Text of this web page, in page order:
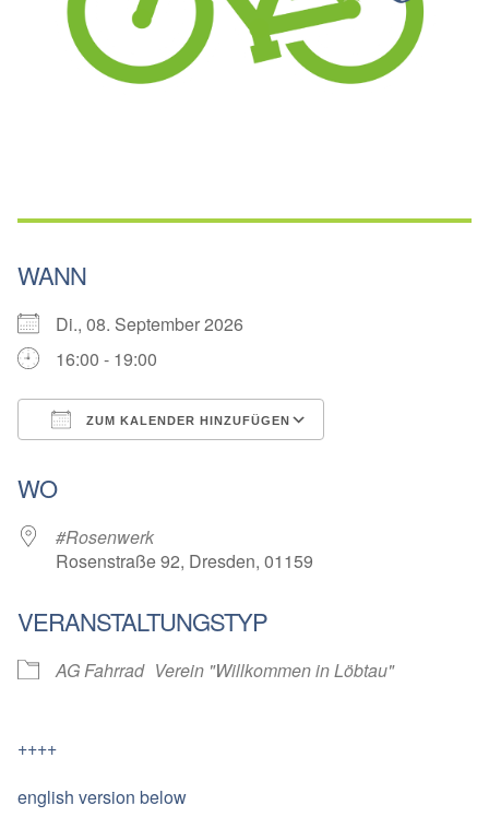
WANN
Di., 08. September 2026
16:00 - 19:00
ZUM KALENDER HINZUFÜGEN
WO
#Rosenwerk
Rosenstraße 92, Dresden, 01159
VERANSTALTUNGSTYP
AG Fahrrad Verein "Willkommen in Löbtau"
++++
english version below